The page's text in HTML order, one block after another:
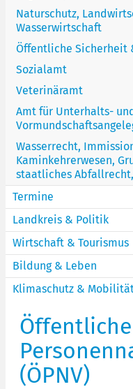
Naturschutz,
Wasserwirtschaft
Öffentliche Sicherheit
Sozialamt
Veterinäramt
Amt für Unterhalts-
Wasserrecht,
Kaminkehrerwesen,
staatliches
Termine
Landkreis & Politik
Wirtschaft & Tourismus
Bildung & Leben
Klimaschutz &
(ÖPNV)